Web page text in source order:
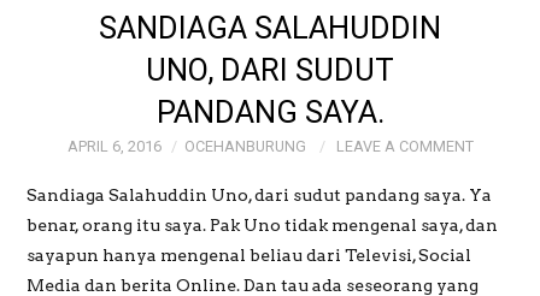
SANDIAGA SALAHUDDIN
UNO, DARI SUDUT
PANDANG SAYA.
APRIL 6, 2016 OCEHANBURUNG LEAVE A COMMENT
Sandiaga Salahuddin Uno, dari sudut pandang saya. Ya
benar, orang itu saya. Pak Uno tidak mengenal saya, dan
sayapun hanya mengenal beliau dari Televisi, Social
Media dan berita Online. Dan tau ada seseorang yang